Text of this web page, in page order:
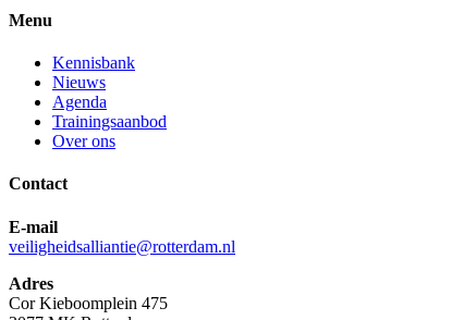
Menu
Kennisbank
Nieuws
Agenda
Trainingsaanbod
Over ons
Contact
E-mail
veiligheidsalliantie@rotterdam.nl
Adres
Cor Kieboomplein 475